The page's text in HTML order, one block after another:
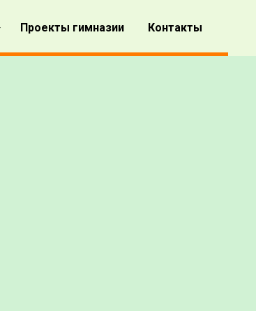
Проекты гимназии Контакты